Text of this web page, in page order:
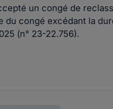
un congé de
congé excédant la
(n° 23-22.756).